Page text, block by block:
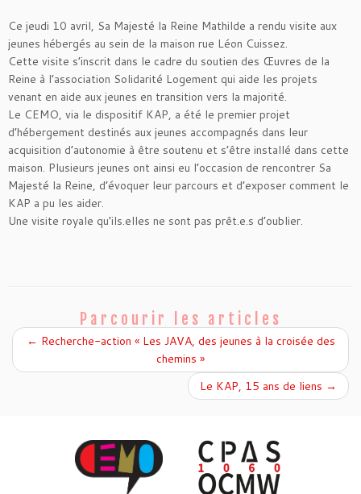
Ce jeudi 10 avril, Sa Majesté la Reine Mathilde a rendu visite aux
jeunes hébergés au sein de la maison rue Léon Cuissez.
Cette visite s’inscrit dans le cadre du soutien des Œuvres de la
Reine à l’association Solidarité Logement qui aide les projets
venant en aide aux jeunes en transition vers la majorité.
Le CEMO, via le dispositif KAP, a été le premier projet
d’hébergement destinés aux jeunes accompagnés dans leur
acquisition d’autonomie à être soutenu et s’être installé dans cette
maison. Plusieurs jeunes ont ainsi eu l’occasion de rencontrer Sa
Majesté la Reine, d’évoquer leur parcours et d’exposer comment le
KAP a pu les aider.
Une visite royale qu’ils.elles ne sont pas prêt.e.s d’oublier.
Parcourir les articles
← Recherche-action « Les JAVA, des jeunes à la croisée des
chemins »
Le KAP, 15 ans de liens →